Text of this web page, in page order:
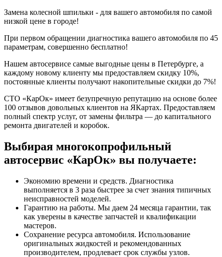
Замена колесной шпильки - для вашего автомобиля по самой
низкой цене в городе!
При первом обращении диагностика вашего автомобиля по 45
параметрам, совершенно бесплатно!
Нашем автосервисе самые выгодные цены в Петербурге, а
каждому новому клиенту мы предоставляем скидку 10%,
постоянные клиенты получают накопительные скидки до 7%!
СТО «КарОк» имеет безупречную репутацию на основе более
100 отзывов довольных клиентов на ЯКартах. Предоставляем
полный спектр услуг, от замены фильтра — до капитального
ремонта двигателей и коробок.
Выбирая многокопрофильный
автосервис «КарОк» вы получаете:
Экономию времени и средств. Диагностика
выполняется в 3 раза быстрее за счет знания типичных
неисправностей моделей.
Гарантию на работы. Мы даем 24 месяца гарантии, так
как уверены в качестве запчастей и квалификации
мастеров.
Сохранение ресурса автомобиля. Использование
оригинальных жидкостей и рекомендованных
производителем, продлевает срок службы узлов.